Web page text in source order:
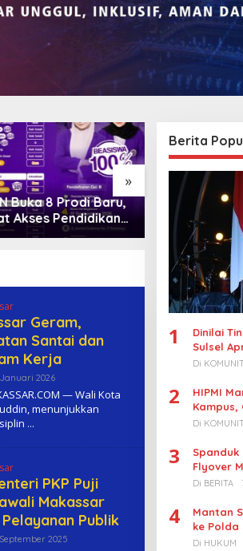
»
Sulselbar Bantu Dump
Sampah, Enrekang
Layanan
Lomba
“Pidato
Dorong
Berani
Geram,
Santai dan
Kerja
Januari 2026O
E
H
M
— Wali Kota
menunjukkan
PKP Puji
Makassar
Publik
September 2025
Berita
1
Dinilai
Sulsel
Di
2
HIPMI
Kampus,
Muda
Di
3
Flyover
Hukum
Di BERITA
4
Mantan
ke Polda
Di HUKUM